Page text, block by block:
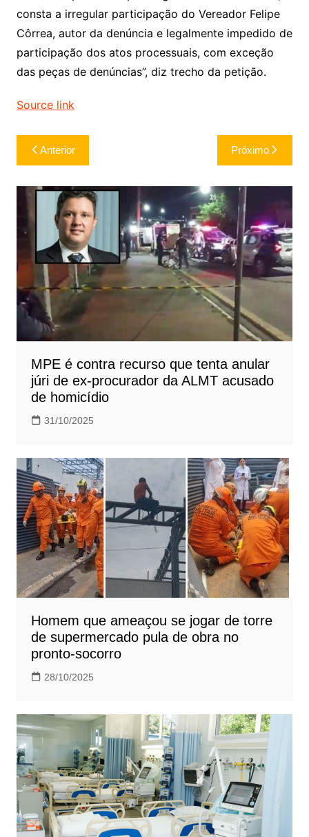
consta a irregular participação do Vereador Felipe
Côrrea, autor da denúncia e legalmente impedido de
participação dos atos processuais, com exceção
das peças de denúncias”, diz trecho da petição.
Source link
Navegação
de
Post
Anterior Próximo
MPE é contra recurso que tenta anular
júri de ex-procurador da ALMT acusado
de homicídio
31/10/2025
Homem que ameaçou se jogar de torre
de supermercado pula de obra no
pronto-socorro
28/10/2025